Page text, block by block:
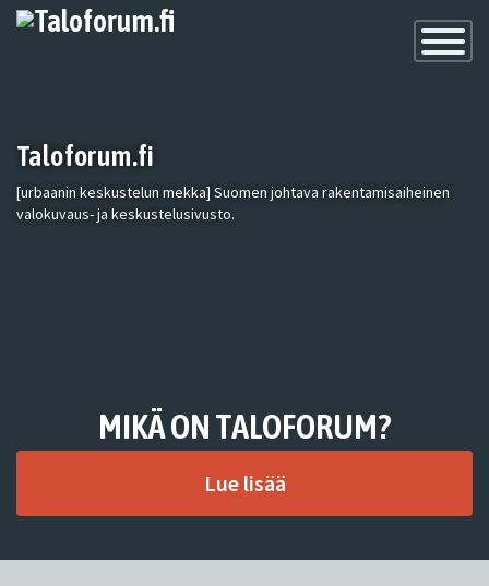
Toggle
Taloforum.fi
[urbaanin keskustelun mekka] Suomen johtava rakentamisaiheinen
valokuvaus- ja keskustelusivusto.
MIKÄ ON TALOFORUM?
Lue lisää